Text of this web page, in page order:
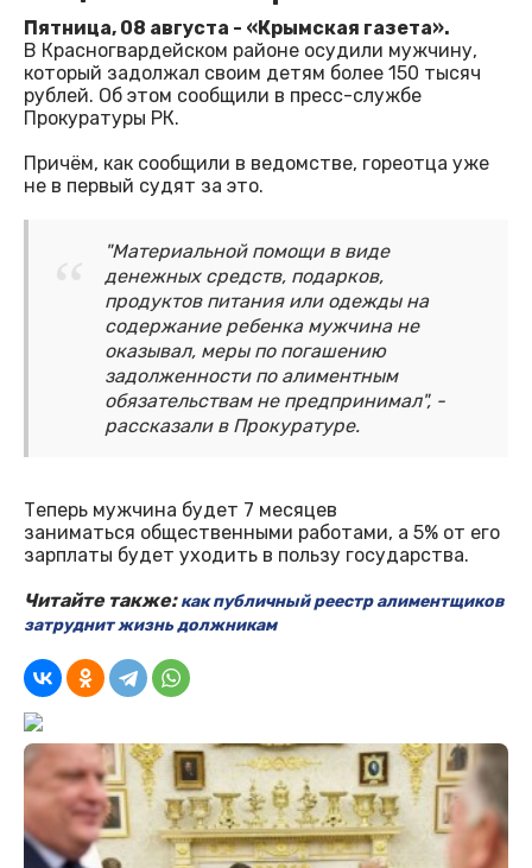
Пятница, 08 августа - «Крымская газета».
В Красногвардейском районе осудили мужчину,
который задолжал своим детям более 150 тысяч
рублей. Об этом сообщили в пресс-службе
Прокуратуры РК.
Причём, как сообщили в ведомстве, гореотца уже
не в первый судят за это.
"Материальной помощи в виде
денежных средств, подарков,
продуктов питания или одежды на
содержание ребенка мужчина не
оказывал, меры по погашению
задолженности по алиментным
обязательствам не предпринимал", -
рассказали в Прокуратуре.
Теперь мужчина будет 7 месяцев
заниматься общественными работами, а 5% от его
зарплаты будет уходить в пользу государства.
Читайте также:как публичный реестр алиментщиков
затруднит жизнь должникам